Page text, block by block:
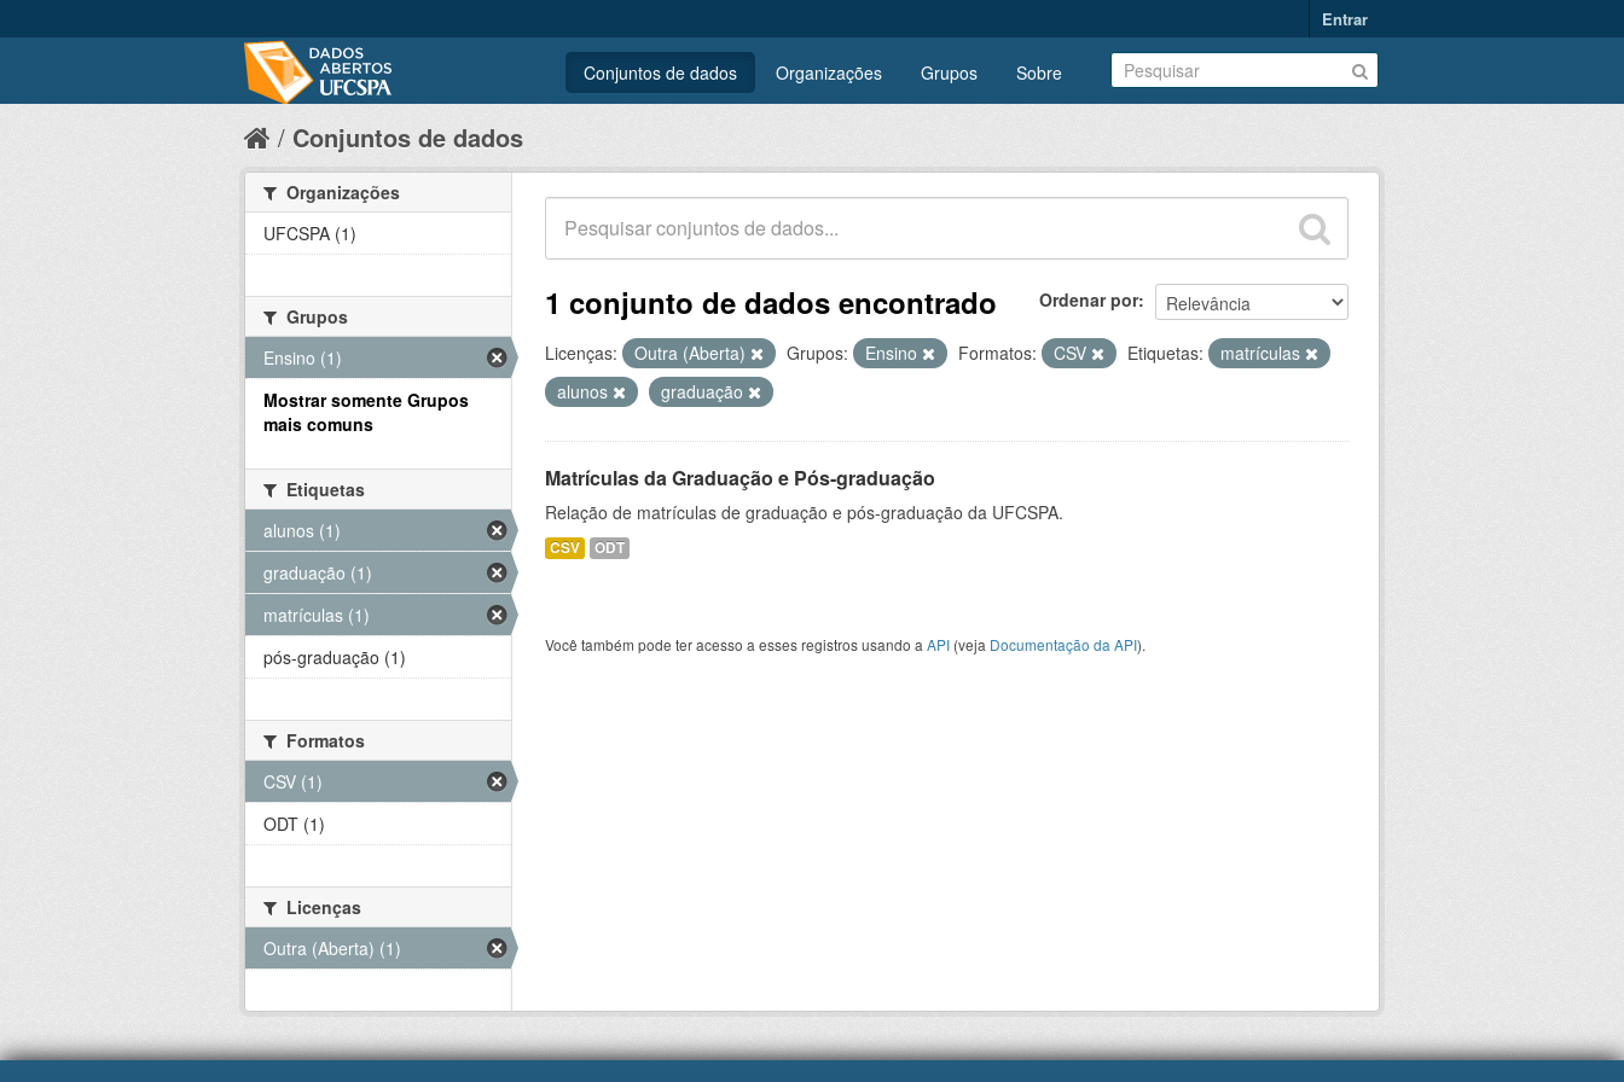
Entrar
Conjuntos de dados Organizações Grupos Sobre
Conjuntos de dados
Ordenar por
1 conjunto de dados encontrado
Licenças: Outra (Aberta) Grupos: Ensino Formatos: CSV Etiquetas:
matrículas
alunos
graduação
Matrículas da Graduação e Pós-graduação
Relação de matrículas de graduação e pós-graduação da UFCSPA.
CSV ODT
Você também pode ter acesso a esses registros usando a API (veja Documentação da API).
Organizações
UFCSPA (1)
Grupos
Ensino (1)
Mostrar somente Grupos
mais comuns
Etiquetas
alunos (1)
graduação (1)
matrículas (1)
pós-graduação (1)
Formatos
CSV (1)
ODT (1)
Licenças
Outra (Aberta) (1)